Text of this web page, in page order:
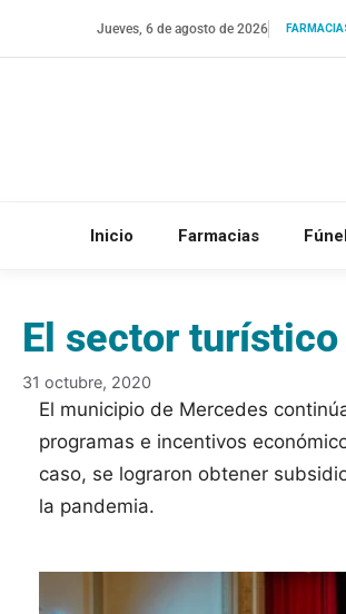
Jueves, 6 de agosto de 2026
Inicio Farmacias
El sector
31 octubre, 2020
El municipio de Mercedes
programas e incentivos
caso, se lograron obtener
la pandemia.